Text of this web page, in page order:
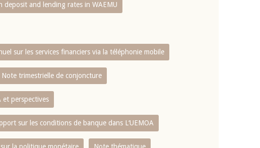
deposit and lending rates in WAEMU
sur les services financiers via la téléphonie mobile
Note trimestrielle de conjoncture
et perspectives
sur les conditions de banque dans L‘UEMOA